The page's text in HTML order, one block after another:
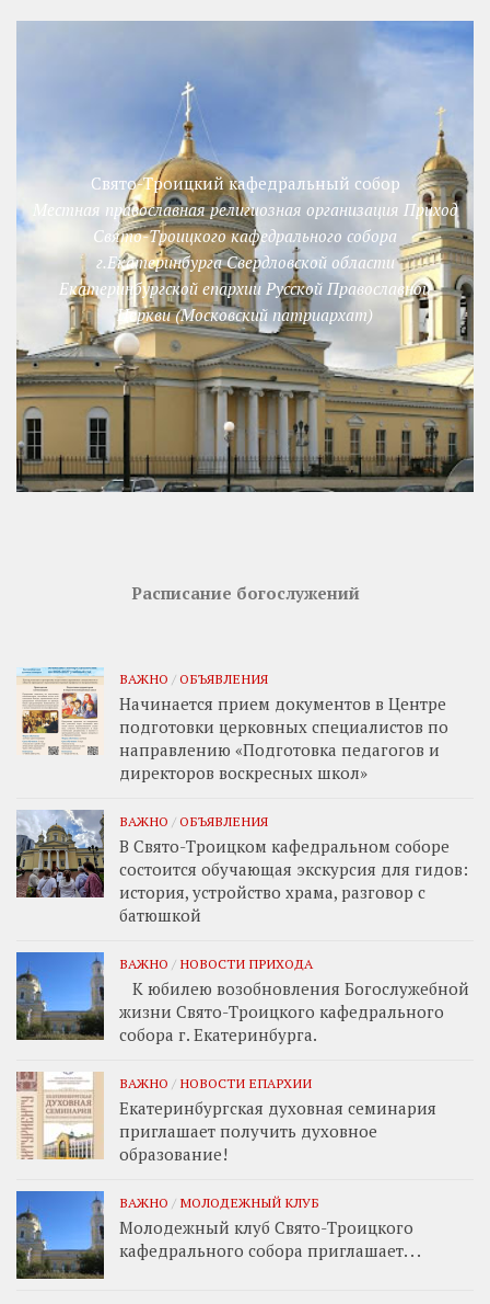
Свято-Троицкий кафедральный собор
Местная православная религиозная организация Приход
Свято-Троицкого кафедрального собора
г.Екатеринбурга Свердловской области
Екатеринбургской епархии Русской Православной
Церкви (Московский патриархат)
Расписание богослужений
ВАЖНО / ОБЪЯВЛЕНИЯ
Начинается прием документов в Центре
подготовки церковных специалистов по
направлению «Подготовка педагогов и
директоров воскресных школ»
ВАЖНО / ОБЪЯВЛЕНИЯ
В Свято-Троицком кафедральном соборе
состоится обучающая экскурсия для гидов:
история, устройство храма, разговор с
батюшкой
ВАЖНО / НОВОСТИ ПРИХОДА
К юбилею возобновления Богослужебной
жизни Свято-Троицкого кафедрального
собора г. Екатеринбурга.
ВАЖНО / НОВОСТИ ЕПАРХИИ
Екатеринбургская духовная семинария
приглашает получить духовное
образование!
ВАЖНО / МОЛОДЕЖНЫЙ КЛУБ
Молодежный клуб Свято-Троицкого
кафедрального собора приглашает. . .